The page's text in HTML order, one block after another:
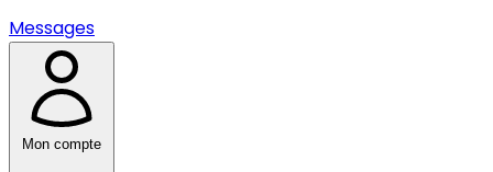
Messages
Mon compte